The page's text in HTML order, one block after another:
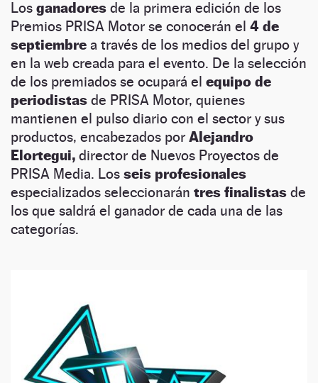
Los ganadores de la primera edición de los
Premios PRISA Motor se conocerán el 4 de
septiembre a través de los medios del grupo y
en la web creada para el evento. De la selección
de los premiados se ocupará el equipo de
periodistas de PRISA Motor, quienes
mantienen el pulso diario con el sector y sus
productos, encabezados por Alejandro
Elortegui, director de Nuevos Proyectos de
PRISA Media. Los seis profesionales
especializados seleccionarán tres finalistas de
los que saldrá el ganador de cada una de las
categorías.